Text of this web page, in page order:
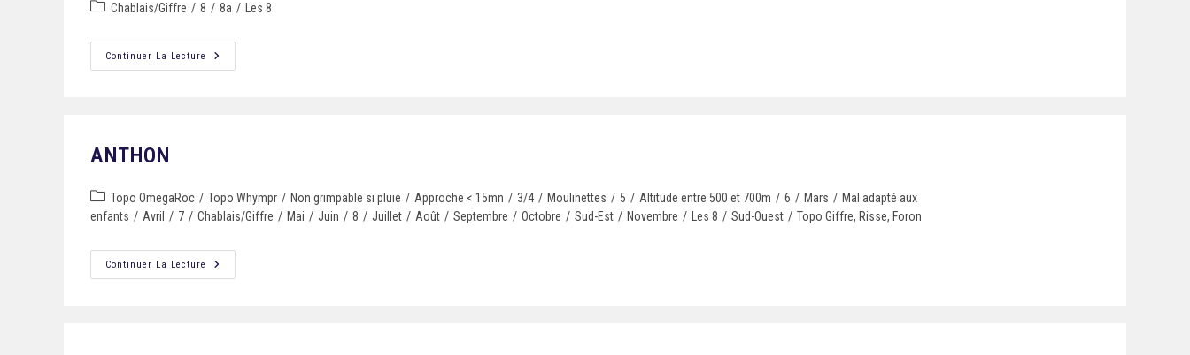
Chablais/Giffre / 8 / 8a / Les 8
Continuer La Lecture
ANTHON
Topo OmegaRoc / Topo Whympr / Non grimpable si pluie / Approche < 15mn / 3/4 / Moulinettes / 5 / Altitude entre 500 et 700m / 6 / Mars / Mal adapté aux
enfants / Avril / 7 / Chablais/Giffre / Mai / Juin / 8 / Juillet / Août / Septembre / Octobre / Sud-Est / Novembre / Les 8 / Sud-Ouest / Topo Giffre, Risse, Foron
Continuer La Lecture